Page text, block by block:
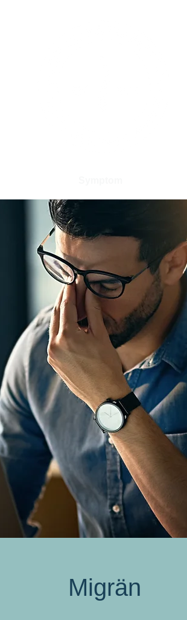
Migrän